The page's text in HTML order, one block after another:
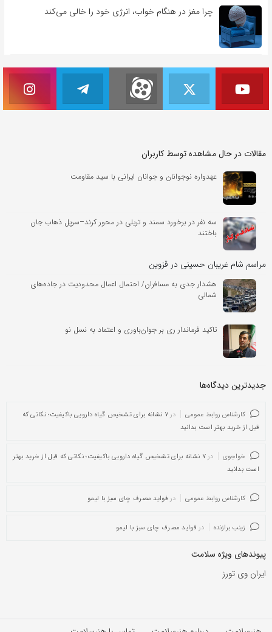
چرا مغز در هنگام خواب، انرژی خود را خالی می‌کند
مقالات در حال مشاهده توسط کاربران
عهدواره نوجوانان و جوانان ایرانی با سید مقاومت
سه نفر در برخورد سمند و تریلی در محور کرند–سرپل ذهاب جان
باختند
مراسم شام غریبان حسینی در قزوین
هشدار جدی به مسافران/ احتمال اعمال محدودیت در جاده‌های
شمالی
تاکید فرماندار ری بر جوان‌باوری و اعتماد به نسل نو
جدیدترین دیدگاه‌‌ها
کارشناس روابط عمومی در
۷ نشانه برای تشخیص گیاه دارویی باکیفیت؛ نکاتی که
قبل از خرید بهتر است بدانید
خواجوی در
۷ نشانه برای تشخیص گیاه دارویی باکیفیت؛ نکاتی که قبل از خرید بهتر
است بدانید
کارشناس روابط عمومی در فواید مصرف چای سبز با لیمو
زینب برازنده در فواید مصرف چای سبز با لیمو
پیوندهای ویژه سلامت
ایران وی تورز